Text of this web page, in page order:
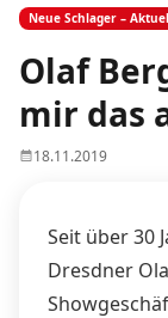
Neue Schlager –
Olaf
mir das
18.11.2019
Seit über 30
Dresdner